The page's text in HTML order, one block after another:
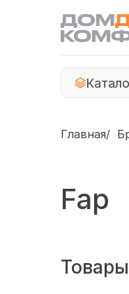
Главная
Fap